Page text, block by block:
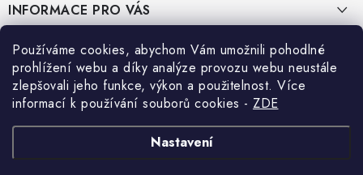
Používáme cookies, abychom Vám umožnili pohodlné
prohlížení webu a díky analýze provozu webu neustále
zlepšovali jeho funkce, výkon a použitelnost. Více
informací k používání souborů cookies - ZDE
Nastavení
pINFORMACE PRO VÁS
KONTAKTY
POŠTOVNÉ A DOPRAVA
KONFIGURÁTOR AUTOBATERIÍ
PRODEJNY BATTERY.CZ
Prodejna Brno - Pražákova ul.
Prodejna Praha - Brožíkova ul.
Prodejna Ústí n. Labem - Žižkova ul.
Konfigurátor AUTOBATERIE
Konfigurátor AUTOBATERIE
Vyhledávání